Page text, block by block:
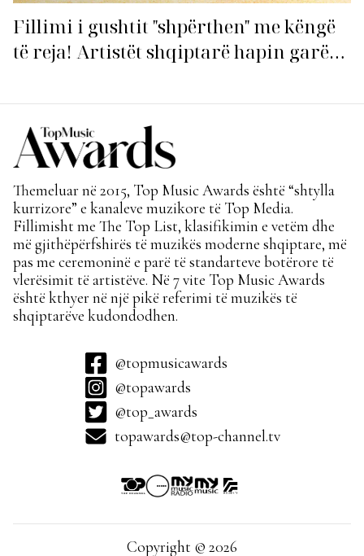
Fillimi i gushtit "shpërthen" me këngë
të reja! Artistët shqiptarë hapin garën
Themeluar në 2015, Top Music Awards është “shtylla
kurrizore” e kanaleve muzikore të Top Media.
Fillimisht me The Top List, klasifikimin e vetëm dhe
më gjithëpërfshirës të muzikës moderne shqiptare, më
pas me ceremoninë e parë të standarteve botërore të
vlerësimit të artistëve. Në 7 vite Top Music Awards
është kthyer në një pikë referimi të muzikës të
shqiptarëve kudondodhen.
@topmusicawards
@topawards
@top_awards
topawards@top-channel.tv
Copyright © 2026